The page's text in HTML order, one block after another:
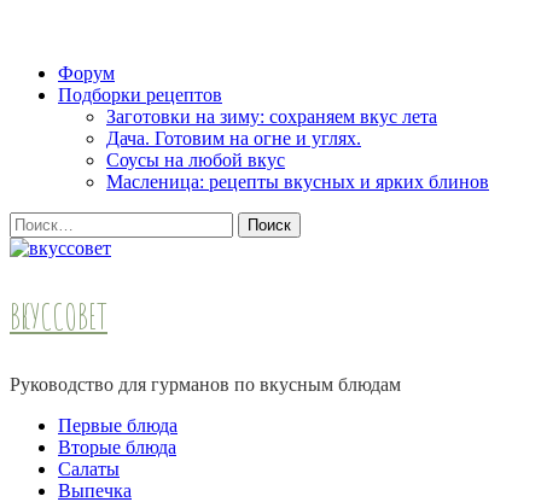
Skip
Форум
Подборки рецептов
Заготовки на зиму: сохраняем вкус лета
Дача. Готовим на огне и углях.
Соусы на любой вкус
Масленица: рецепты вкусных и ярких блинов
Найти:
ВКУССОВЕТ
Руководство для гурманов по вкусным блюдам
Первые блюда
Вторые блюда
Салаты
Выпечка